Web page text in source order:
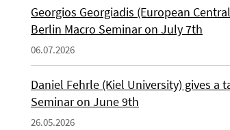
Georgios Georgiadis (European
Berlin Macro Seminar on July 7th
06.07.2026
Daniel Fehrle (Kiel University) gives a
Seminar on June 9th
26.05.2026